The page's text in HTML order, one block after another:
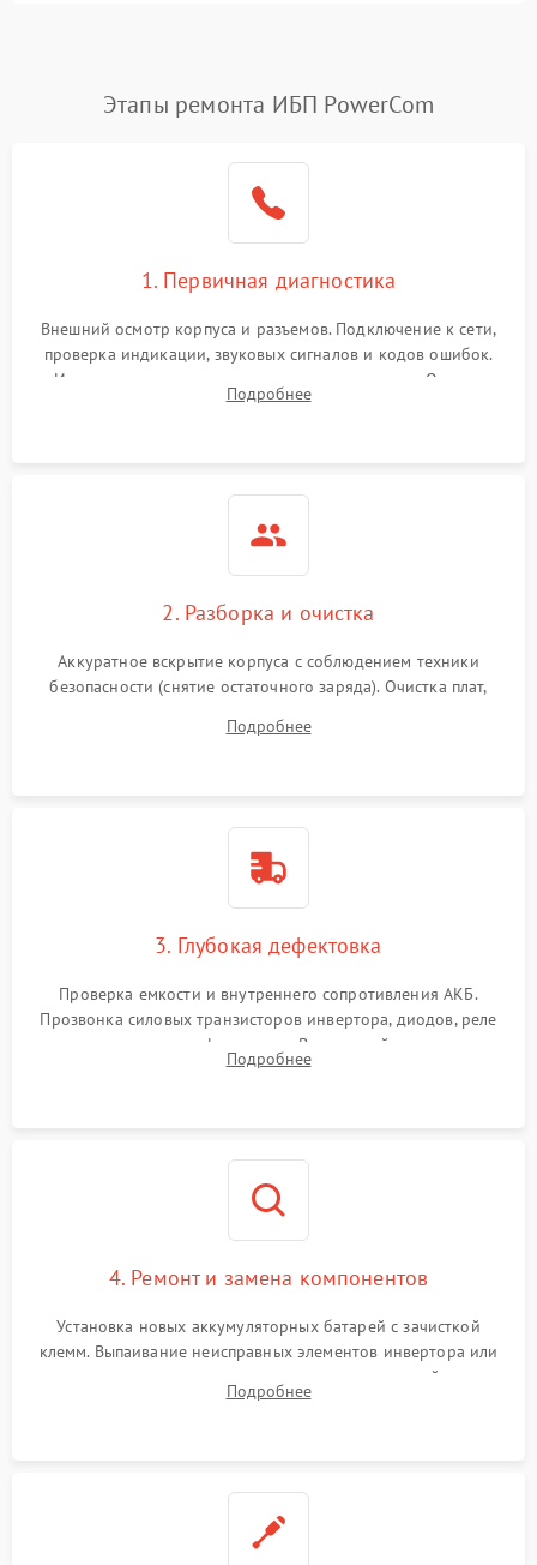
Этапы ремонта ИБП PowerCom
1. Первичная диагностика
Внешний осмотр корпуса и разъемов. Подключение к сети,
проверка индикации, звуковых сигналов и кодов ошибок.
Измерение входного и выходного напряжения. Оценка
реакции ИБП на отключение основного питания без
Подробнее
2. Разборка и очистка
Аккуратное вскрытие корпуса с соблюдением техники
безопасности (снятие остаточного заряда). Очистка плат,
и кистей для предотвращения перегрева и замыканий.
Подробнее
3. Глубокая дефектовка
Проверка емкости и внутреннего сопротивления АКБ.
Прозвонка силовых транзисторов инвертора, диодов, реле
переключения и трансформатора. Визуальный поиск вздутых
конденсаторов и прогаров на печатной плате.
Подробнее
4. Ремонт и замена компонентов
Установка новых аккумуляторных батарей с зачисткой
клемм. Выпаивание неисправных элементов инвертора или
цепи зарядки и монтаж новых радиодеталей.
Восстановление поврежденных токоведущих дорожек и
Подробнее